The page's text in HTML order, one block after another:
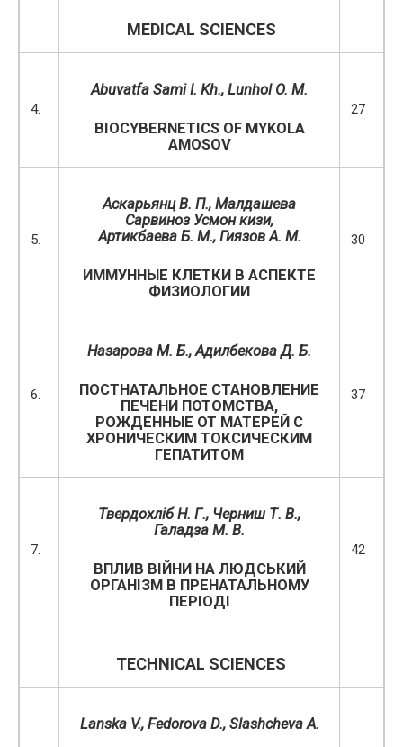
MEDICAL SCIENCES
4.
Abuvatfa Sami I. Kh., Lunhol O. M.
BIOCYBERNETICS OF MYKOLA
AMOSOV
27
5.
Аскарьянц В. П., Малдашева
Сарвиноз Усмон кизи,
Артикбаева Б. М., Гиязов А. М.
ИММУННЫЕ КЛЕТКИ В АСПЕКТЕ
ФИЗИОЛОГИИ
30
6.
Назарова М. Б., Адилбекова Д. Б.
ПОСТНАТАЛЬНОЕ СТАНОВЛЕНИЕ
ПЕЧЕНИ ПОТОМСТВА,
РОЖДЕННЫЕ ОТ МАТЕРЕЙ С
ХРОНИЧЕСКИМ ТОКСИЧЕСКИМ
ГЕПАТИТОМ
37
7.
Твердохліб Н. Г., Черниш Т. В.,
Галадза М. В.
ВПЛИВ ВІЙНИ НА ЛЮДСЬКИЙ
ОРГАНІЗМ В ПРЕНАТАЛЬНОМУ
ПЕРІОДІ
42
TECHNICAL SCIENCES
Lanska V., Fedorova D., Slashcheva A.